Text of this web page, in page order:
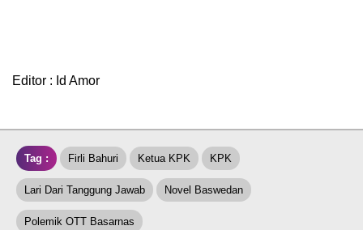
Editor : Id Amor
Tag : Firli Bahuri Ketua KPK KPK
Lari Dari Tanggung Jawab Novel Baswedan
Polemik OTT Basarnas